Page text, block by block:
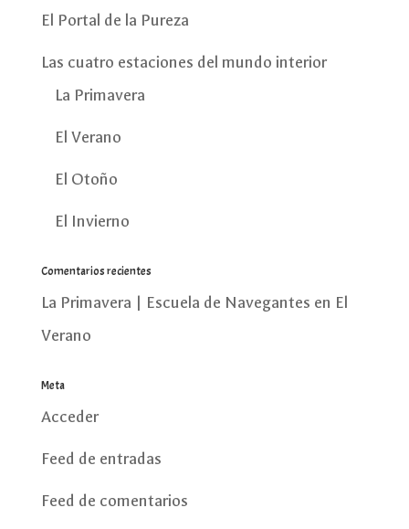
El Portal de la Pureza
Las cuatro estaciones del mundo interior
La Primavera
El Verano
El Otoño
El Invierno
Comentarios recientes
La Primavera | Escuela de Navegantes en El
Verano
Meta
Acceder
Feed de entradas
Feed de comentarios